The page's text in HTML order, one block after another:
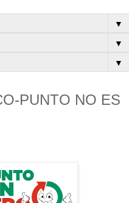
▼
▼
▼
PUNTO NO ES